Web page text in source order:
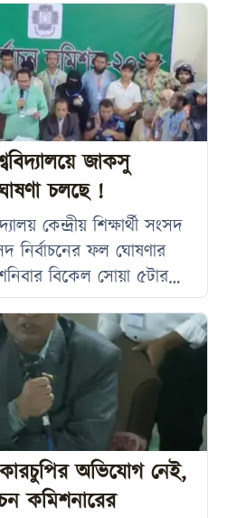
পর থেকে বিভিন্ন আলোচনা
ও পোশাক সংক্রান্ত।
শঙ্কাকে উড়িয়ে দিয়ে
স্বাধীনতার ওপর কারো
বলেন, নারীরা যে নেতৃত্ব
জাকসু
চলছে !
কেন্দ্রীয় শিক্ষার্থী সংসদ
ফল ঘোষণার
বিকেল সোয়া ৫টার
সিনেট ভবনে
ফল ঘোষণা
পর শিক্ষার্থীরা এই ঘোষণার
বিশ্ববিদ্যালয়ের ২১টি
অনুষ্ঠিত হয়। ভোট শেষ
থেকে
অভিযোগ নেই,
কমিশনারের